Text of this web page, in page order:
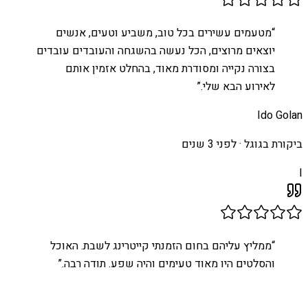
“מטעמים עשירים בכל טוב, משביע וטעים, אנשים
יוצאים מרוצים, הכל נעשה בהשגחה והעובדים עובדים
בצורה נקייה ומסודרת מאוד, בהחלט אזמין אותם
לאירוע הבא שלי.”
Ido Golan
ביקורת בגוגל ·לפני 3 שנים
I
“ממליץ עליהם בחום הזמנתי קייטרינג לשבת. האוכל
והסלטים היו מאוד טעימים והיה שפע. תודה רבה.”